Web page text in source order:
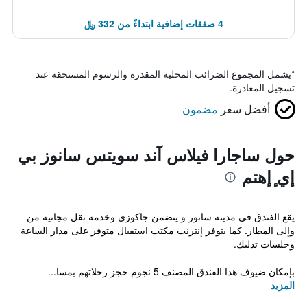
4 صفقات إضافية ابتداءً من 332 ﷼
*يشمل المجموع الضرائب المحلية المقدرة والرسوم المستحقة عند
تسجيل المغادرة.
أفضل سعر مضمون
حول ساجارا فيلاس آند سويتس سانوز بي
إي ٕإهتم
يقع الفندق في مدينة سانور و يتضمن جاكوزي وخدمة نقل مجانية من
وإلى المطار. كما يتوفر إنترنت مكتب استقبال متوفر على مدار الساعة
وجلسات تدليك.
بإمكان ضيوف هذا الفندق المصنف 5 نجوم حجز رحلاتهم بمسا...
المزيد